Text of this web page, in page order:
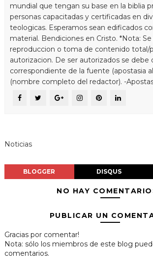
mundial que tengan su base en la biblia
personas capacitadas y certificadas en
teologicas. Esperamos sean edificados
material. Bendiciones en Cristo. *Nota:
reproduccion o toma de contenido total/
autorizacion. De ser autorizados se debe
correspondiente de la fuente (apostasia
(nombre completo del redactor). -
Noticias
BLOGGER DISQUS
NO HAY
PUBLICAR UN
Gracias por comentar!
Nota: sólo los miembros de este blog
comentarios.